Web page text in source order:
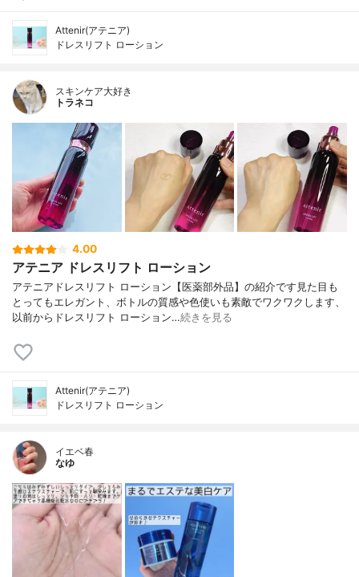
Attenir(アテニア)
ドレスリフト ローション
スキンケア大好き
トラネコ
4.00
アテニア ドレスリフト ローション
アテニアドレスリフト ローション【医薬部外品】の紹介です見た目も
とってもエレガント、ボトルの質感や色使いも素敵でワクワクします、
以前からドレスリフト ローション…続きを見る
Attenir(アテニア)
ドレスリフト ローション
イエベ春
なゆ